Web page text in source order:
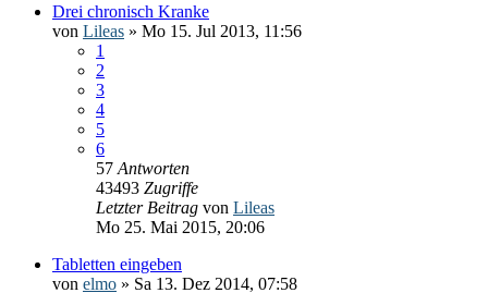
Drei chronisch Kranke
von Lileas » Mo 15. Jul 2013, 11:56
1
2
3
4
5
6
57 Antworten
43493 Zugriffe
Letzter Beitrag von Lileas
Mo 25. Mai 2015, 20:06
Tabletten eingeben
von elmo » Sa 13. Dez 2014, 07:58